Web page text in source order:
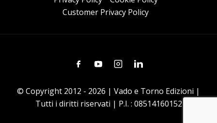
Customer Privacy Policy
FacebookYoutubeInstagramLinkedin
© Copyright 2012 - 2026 | Vado e Torno Edizioni |
Tutti i diritti riservati | P.I. : 08514160152